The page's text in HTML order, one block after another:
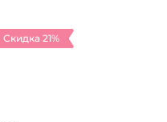
Скидка 21%